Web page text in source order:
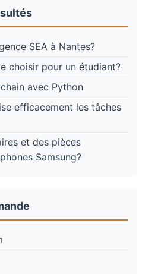
SEA à Nantes?
choisir pour un étudiant?
avec Python
efficacement les tâches
et des pièces
Samsung?